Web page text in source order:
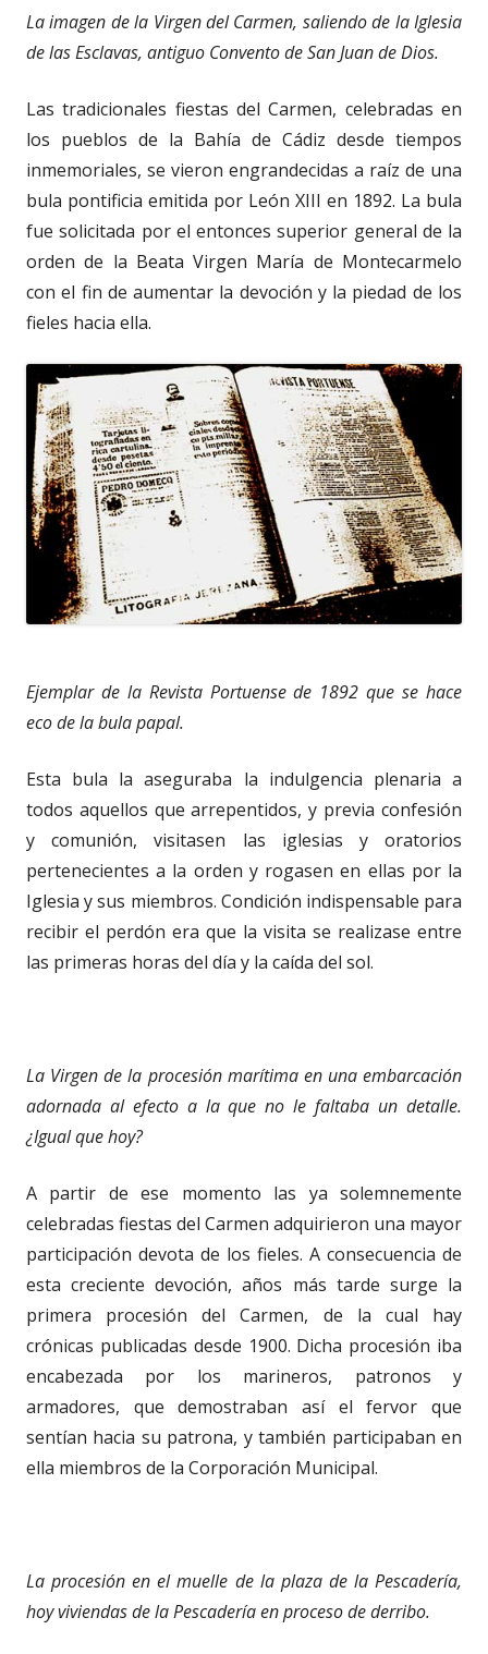
La imagen de la Virgen del Carmen, saliendo de la Iglesia
de las Esclavas, antiguo Convento de San Juan de Dios.
Las tradicionales fiestas del Carmen, celebradas en
los pueblos de la Bahía de Cádiz desde tiempos
inmemoriales, se vieron engrandecidas a raíz de una
bula pontificia emitida por León XIII en 1892. La bula
fue solicitada por el entonces superior general de la
orden de la Beata Virgen María de Montecarmelo
con el fin de aumentar la devoción y la piedad de los
fieles hacia ella.
Ejemplar de la Revista Portuense de 1892 que se hace
eco de la bula papal.
Esta bula la aseguraba la indulgencia plenaria a
todos aquellos que arrepentidos, y previa confesión
y comunión, visitasen las iglesias y oratorios
pertenecientes a la orden y rogasen en ellas por la
Iglesia y sus miembros. Condición indispensable para
recibir el perdón era que la visita se realizase entre
las primeras horas del día y la caída del sol.
La Virgen de la procesión marítima en una embarcación
adornada al efecto a la que no le faltaba un detalle.
¿Igual que hoy?
A partir de ese momento las ya solemnemente
celebradas fiestas del Carmen adquirieron una mayor
participación devota de los fieles. A consecuencia de
esta creciente devoción, años más tarde surge la
primera procesión del Carmen, de la cual hay
crónicas publicadas desde 1900. Dicha procesión iba
encabezada por los marineros, patronos y
armadores, que demostraban así el fervor que
sentían hacia su patrona, y también participaban en
ella miembros de la Corporación Municipal.
La procesión en el muelle de la plaza de la Pescadería,
hoy viviendas de la Pescadería en proceso de derribo.